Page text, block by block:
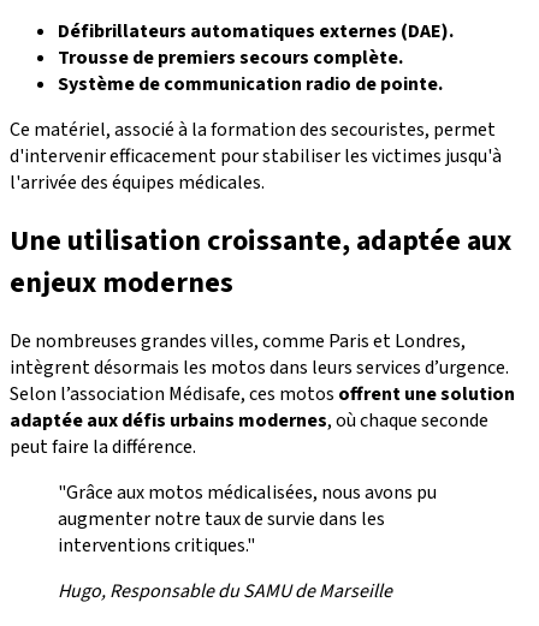
Défibrillateurs automatiques externes (DAE).
Trousse de premiers secours complète.
Système de communication radio de pointe.
Ce matériel, associé à la formation des secouristes, permet
d'intervenir efficacement pour stabiliser les victimes jusqu'à
l'arrivée des équipes médicales.
Une utilisation croissante, adaptée aux
enjeux modernes
De nombreuses grandes villes, comme Paris et Londres,
intègrent désormais les motos dans leurs services d’urgence.
Selon l’association Médisafe, ces motos offrent une solution
adaptée aux défis urbains modernes, où chaque seconde
peut faire la différence.
"Grâce aux motos médicalisées, nous avons pu
augmenter notre taux de survie dans les
interventions critiques."
Hugo, Responsable du SAMU de Marseille